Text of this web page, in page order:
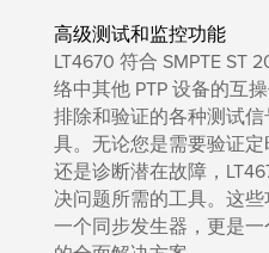
高级测试和监控功能
LT4670 符合 SMPTE ST
络中其他 PTP 设备的互
排除和验证的各种测试
具。无论您是需要验证
还是诊断潜在故障，
决问题所需的工具。这
一个同步发生器，更是